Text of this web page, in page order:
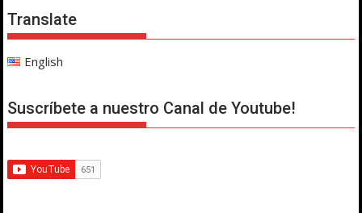
Translate
English
Suscríbete a nuestro Canal de Youtube!